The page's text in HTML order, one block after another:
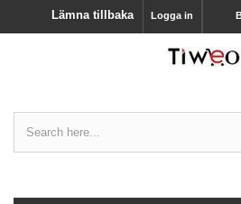
Logga in
Lämna tillbaka